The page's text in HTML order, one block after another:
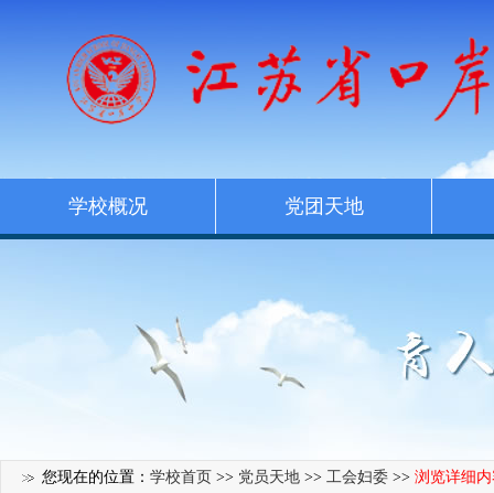
学校概况 党团天地
您现在的位置： 学校首页 >> 党员天地 >> 工会妇委 >> 浏览详细